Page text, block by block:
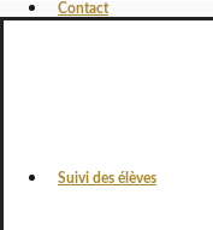
Contact
Suivi des élèves